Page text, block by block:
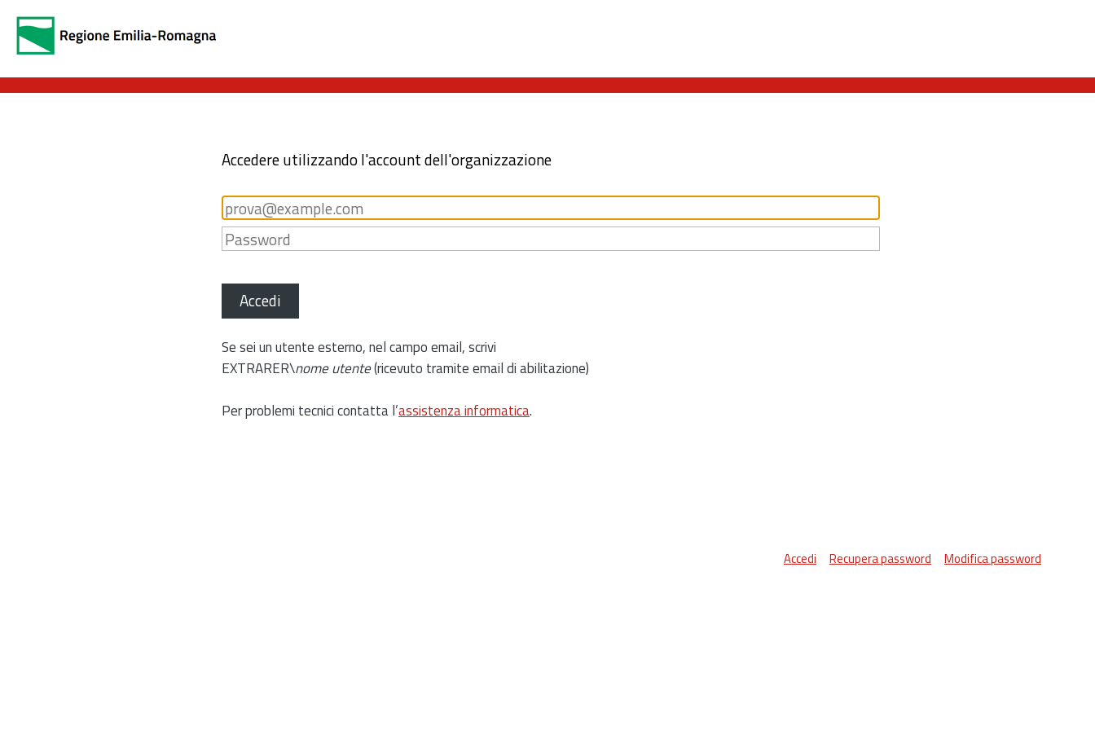
Accedere utilizzando l'account dell'organizzazione
Accedi
Se sei un utente esterno, nel campo email, scrivi
EXTRARER\nome utente(ricevuto tramite email di abilitazione)
Per problemi tecnici contatta l’assistenza informatica.
Accedi Recupera password Modifica password